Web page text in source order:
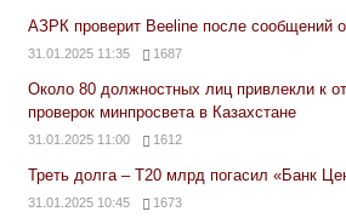
АЗРК проверит Beeline после сообщений
31.01.2025 11:35 1687
Около 80 должностных лиц привлекли к
проверок минпросвета в Казахстане
31.01.2025 11:00 1612
Треть долга – Т20 млрд погасил «Банк
31.01.2025 10:45 1673